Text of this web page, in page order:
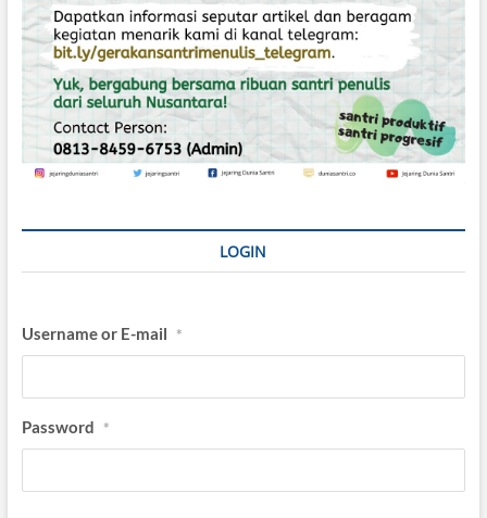
a
n
u
s
a
M
o
d
e
LOGIN
Username or E-mail *
Password *